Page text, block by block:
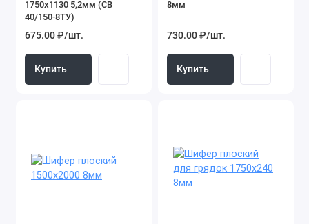
Заборы, ворота
Сваи
1750х1130 5,2мм (СВ
40/150-8ТУ)
675.00 ₽/шт.
Купить
8мм
730.00 ₽/шт.
Купить